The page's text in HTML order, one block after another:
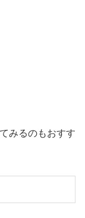
みるのもおすす